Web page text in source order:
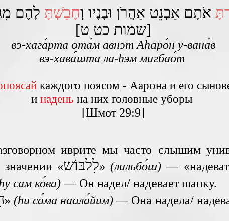
אֹתָם אַבְנֵט אַהֲרֹן וּבָנָיו וְחָבַשְׁתָּ
[שמות כט ט]
вэ-xага́рта ота́м авнэт Аhаро́н у-вана́в
вэ-xава́шта ла-hэм мигбао́т
каждого поясом - Аарона и его
и надень на них головные уборы
[Шмот 29:9]
иврите мы часто слышим
«לִלבּוֹש»(лильбо́ш) —
сам ко́ва)— Он надел/ надевает шапку.
» (hи са́ма наала́йим)— Она надела/